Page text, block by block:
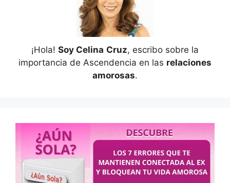
¡Hola! Soy Celina Cruz, escribo sobre la
importancia de Ascendencia en las relaciones
amorosas.